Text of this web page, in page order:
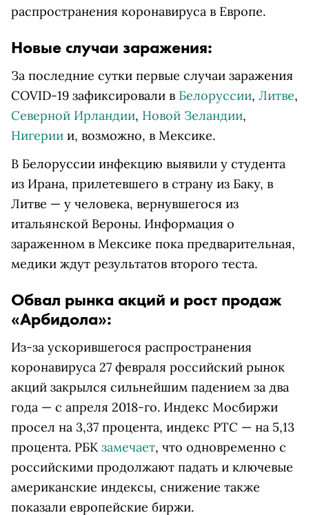
распространения коронавируса в Европе.
Новые случаи заражения:
За последние сутки первые случаи заражения
COVID-19 зафиксировали в Белоруссии, Литве,
Северной Ирландии, Новой Зеландии,
Нигерии и, возможно, в Мексике.
В Белоруссии инфекцию выявили у студента
из Ирана, прилетевшего в страну из Баку, в
Литве — у человека, вернувшегося из
итальянской Вероны. Информация о
зараженном в Мексике пока предварительная,
медики ждут результатов второго теста.
Обвал рынка акций и рост продаж
«Арбидола»:
Из-за ускорившегося распространения
коронавируса 27 февраля российский рынок
акций закрылся сильнейшим падением за два
года — с апреля 2018-го. Индекс Мосбиржи
просел на 3,37 процента, индекс РТС — на 5,13
процента. РБКзамечает, что одновременно с
российскими продолжают падать и ключевые
американские индексы, снижение также
показали европейские биржи.